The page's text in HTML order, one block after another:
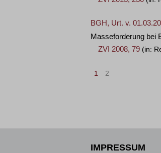
BGH, Urt. v.
Masseforderung bei
ZVI 2008, 79 (in:
1 2
IMPRESSUM